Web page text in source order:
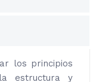
los principios
estructura y